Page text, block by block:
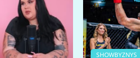
SHOWBYZNYS